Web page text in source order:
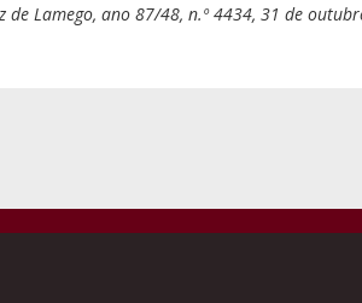
de Lamego, ano 87/48, n.º 4434, 31 de